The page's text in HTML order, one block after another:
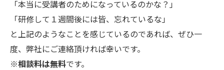
「本当に受講者のためになっているのかな？」
「研修して１週間後には皆、忘れているな」
と上記のようなことを感じているのであれば、ぜひ一
度、弊社にご連絡頂ければ幸いです。
※相談料は無料です。